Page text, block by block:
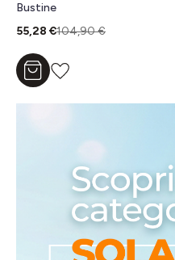
molto sensibili - 500 ml
8,21 € 22,50 €
Aggiungi al carrello